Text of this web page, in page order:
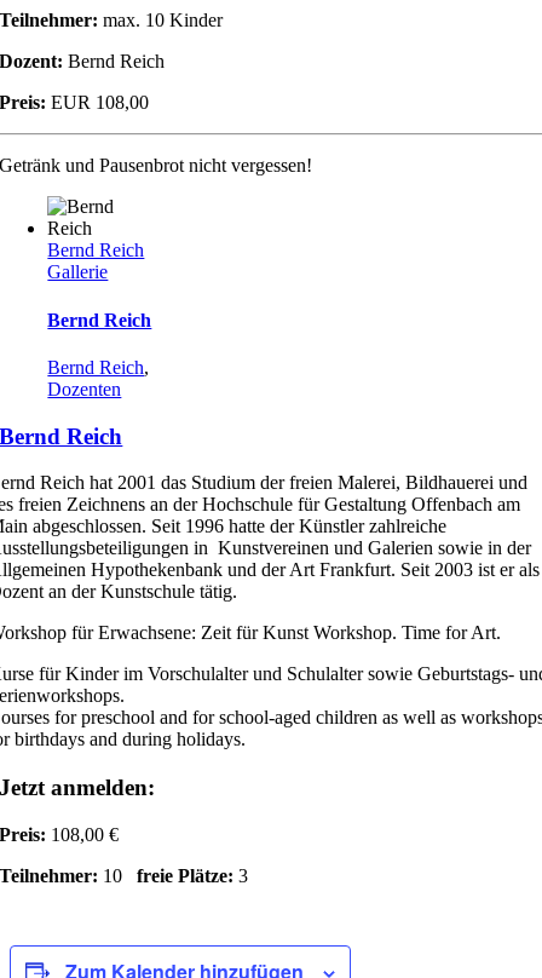
Teilnehmer: max. 10 Kinder
Dozent: Bernd Reich
Preis: EUR 108,00
Getränk und Pausenbrot nicht vergessen!
Bernd Reich
Gallerie
Bernd Reich
Bernd Reich,
Dozenten
Bernd Reich
Reich hat 2001 das Studium der freien Malerei, Bildhauerei und
freien Zeichnens an der Hochschule für Gestaltung Offenbach am
abgeschlossen. Seit 1996 hatte der Künstler zahlreiche
in Kunstvereinen und Galerien sowie in der
Hypothekenbank und der Art Frankfurt. Seit 2003 ist er als
an der Kunstschule tätig.
für Erwachsene: Zeit für Kunst Workshop. Time for Art.
für Kinder im Vorschulalter und Schulalter sowie Geburtstags-
for preschool and for school-aged children as well as
birthdays and during holidays.
Jetzt anmelden:
Preis: 108,00 €
Teilnehmer: 10freie Plätze: 3
Zum Kalender hinzufügen